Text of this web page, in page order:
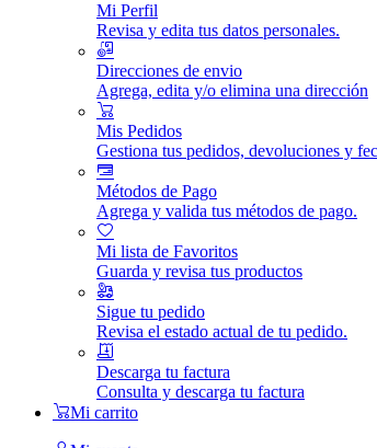
Mi Perfil
Revisa y edita tus datos personales.
Direcciones de envio
Agrega, edita y/o elimina una dirección
Mis Pedidos
Gestiona tus pedidos, devoluciones y
Métodos de Pago
Agrega y valida tus métodos de pago.
Mi lista de Favoritos
Guarda y revisa tus productos
Sigue tu pedido
Revisa el estado actual de tu pedido.
Descarga tu factura
Consulta y descarga tu factura
Mi carrito